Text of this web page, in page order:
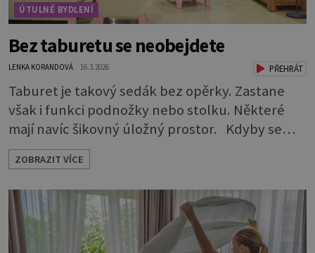
ÚTULNÉ BYDLENÍ
Bez taburetu se neobejdete
LENKA KORANDOVÁ 16.3.2026 PŘEHRÁT
Taburet je takový sedák bez opěrky. Zastane
však i funkci podnožky nebo stolku. Některé
mají navíc šikovný úložný prostor. Kdyby se
rozdávaly ceny za nejskromnější, a přitom
užitečný a praktický kus nábytku, určitě by
vyhrál taburet. Je nevtíravý, nenápadný, klidně
si sedí opodál a čeká, až na něj přijde řada, aniž
by jakkoli rušil nebo překážel. A když je ho
zapotřebí, je pohotově p
ZOBRAZIT VÍCE